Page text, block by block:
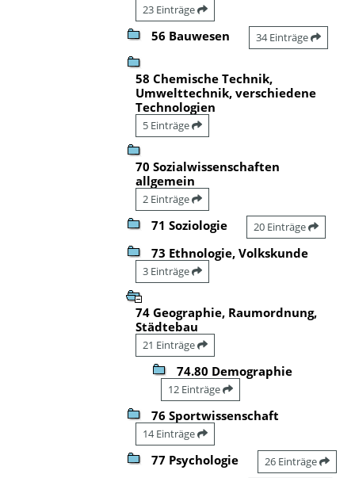
23 Einträge
56 Bauwesen 34 Einträge
58 Chemische Technik,
Umwelttechnik, verschiedene
Technologien
5 Einträge
70 Sozialwissenschaften
allgemein
2 Einträge
71 Soziologie 20 Einträge
73 Ethnologie, Volkskunde
3 Einträge
74 Geographie, Raumordnung,
Städtebau
21 Einträge
74.80 Demographie
12 Einträge
76 Sportwissenschaft
14 Einträge
77 Psychologie 26 Einträge